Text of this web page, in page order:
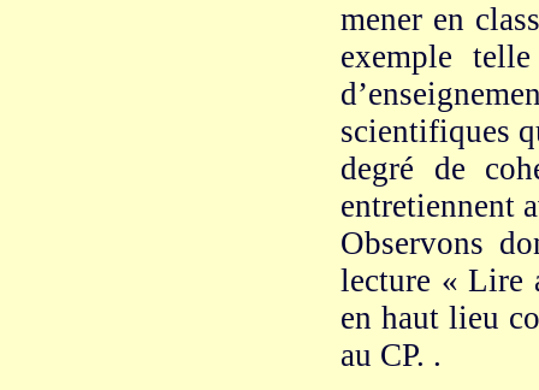
mener en
exemple
scientifiques
degré de
entretiennent
Observons
lecture « Lire
en haut lieu
au CP. .